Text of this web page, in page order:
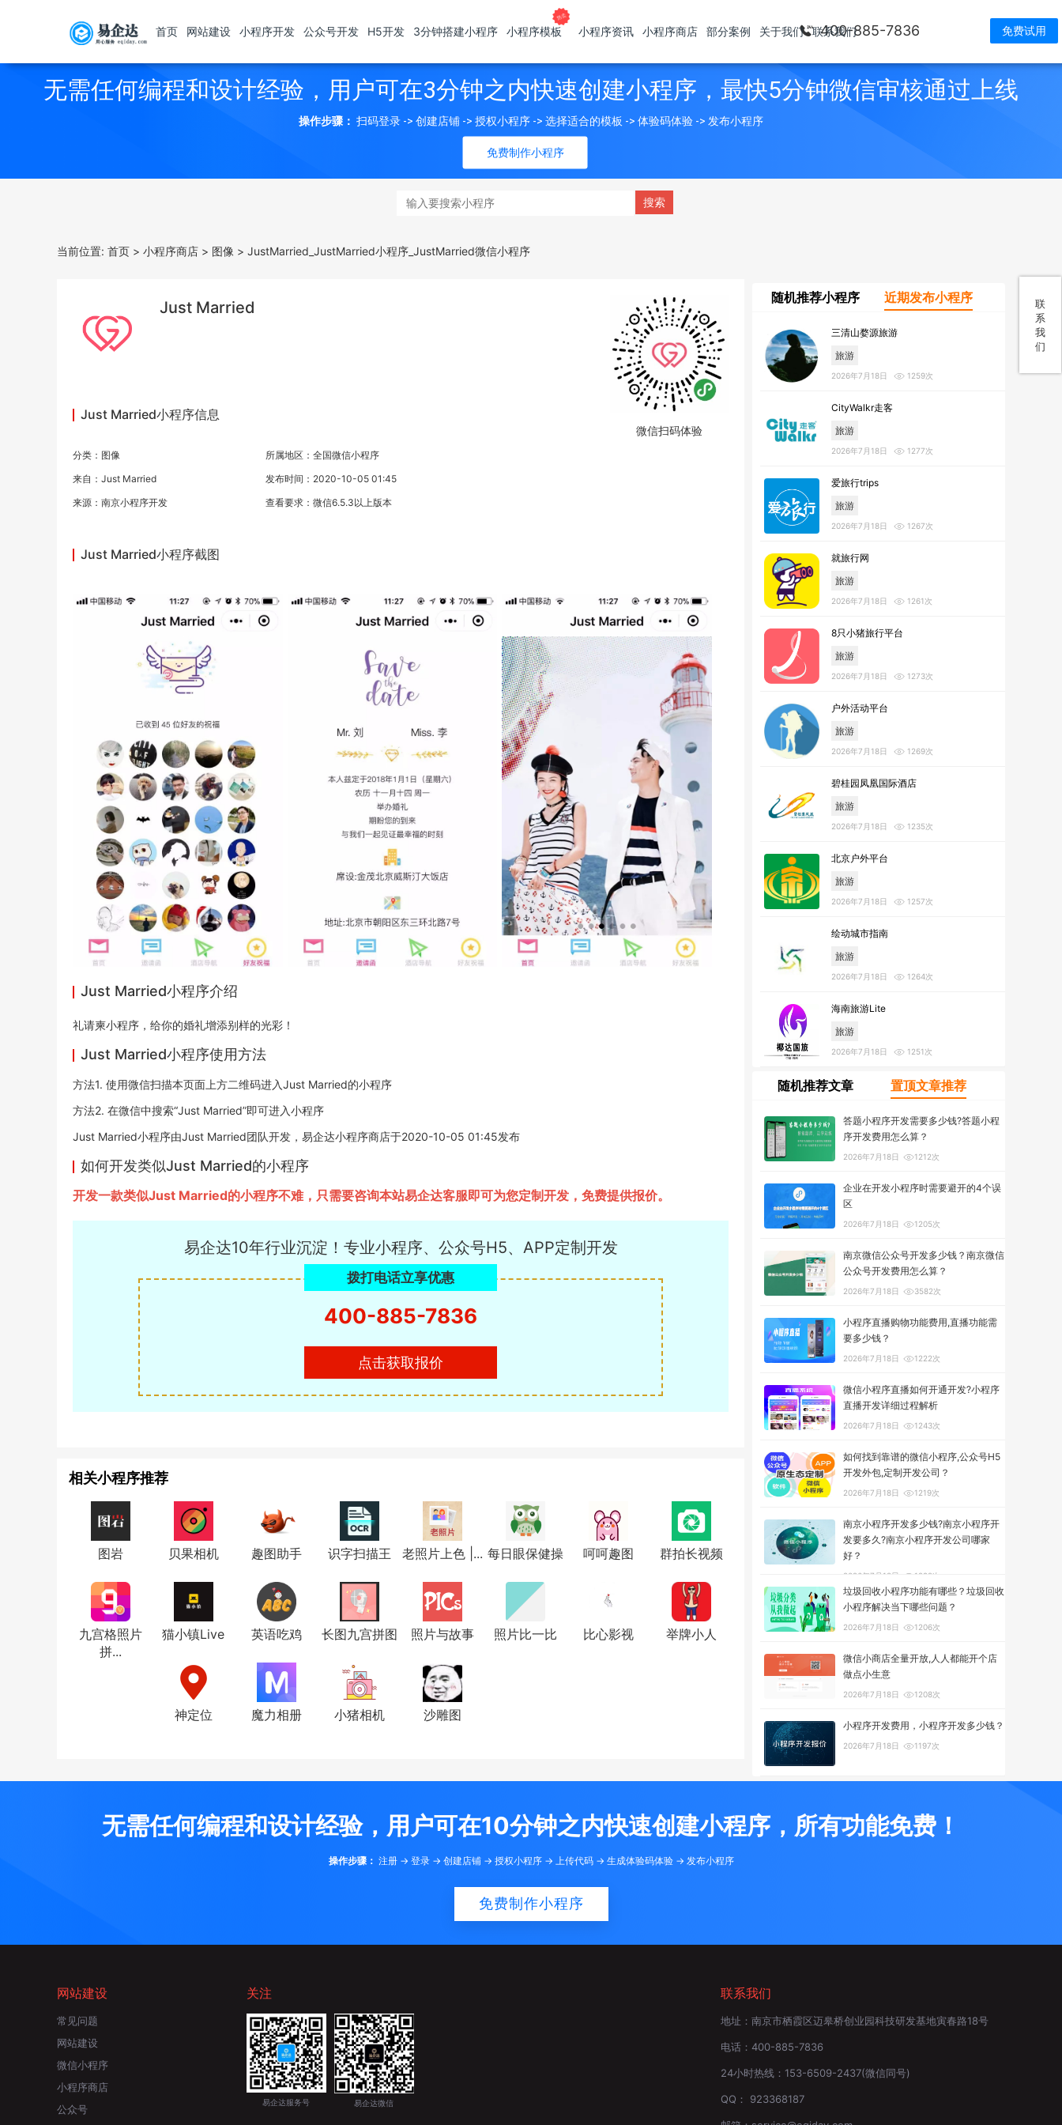
400-885-7836 免费试用
首页 网站建设 小程序开发 公众号开发 H5开发 3分钟搭建小程序 小程序模板 小程序资讯 小程序商店 部分案例 关于我们 联系我们
联
系
我
们
无需任何编程和设计经验，用户可在3分钟之内快速创建小程序，最快5分钟微信审核通过上线
免费制作小程序
操作步骤： 扫码登录 -> 创建店铺 -> 授权小程序 -> 选择适合的模板 -> 体验码体验 -> 发布小程序
当前位置: 首页 > 小程序商店 > 图像 > JustMarried_JustMarried小程序_JustMarried微信小程序
Just Married
Just Married小程序信息
分类： 图像
所属地区：全国微信小程序
来自：Just Married
发布时间：2020-10-05 01:45
来源： 南京小程序开发 查看要求：微信6.5.3以上版本
微信扫码体验
Just Married小程序截图
Just Married小程序介绍
礼请柬小程序 ，给你的婚礼增添别样的光彩！
Just Married小程序使用方法
方法1. 使用微信扫描本页面上方二维码进入Just Married的小程序
方法2. 在微信中搜索“Just Married”即可进入小程序
Just Married小程序由Just Married团队开发，易企达小程序商店于2020-10-05 01:45发布
如何开发类似Just Married的小程序
开发一款类似Just Married的小程序不难，只需要咨询本站易企达客服即可为您定制开发，免费提供报价。
易企达10年行业沉淀！专业小程序、公众号H5、APP定制开发
拨打电话立享优惠
400-885-7836
点击获取报价
相关小程序推荐
图岩 贝果相机 趣图助手 识字扫描王 老照片上色 |... 每日眼保健操 呵呵趣图 群拍长视频
九宫格照片
拼...
猫小镇Live 英语吃鸡 长图九宫拼图 照片与故事 照片比一比 比心影视 举牌小人
神定位 魔力相册 小猪相机 沙雕图
随机推荐小程序 近期发布小程序
三清山婺源旅游
旅游
2026年7月18日 1259次
CityWalkr走客
旅游
2026年7月18日 1277次
爱旅行trips
旅游
2026年7月18日 1267次
就旅行网
旅游
2026年7月18日 1261次
8只小猪旅行平台
旅游
2026年7月18日 1273次
户外活动平台
旅游
2026年7月18日 1269次
碧桂园凤凰国际酒店
旅游
2026年7月18日 1235次
北京户外平台
旅游
2026年7月18日 1257次
绘动城市指南
旅游
2026年7月18日 1264次
海南旅游Lite
旅游
2026年7月18日 1251次
随机推荐文章 置顶文章推荐
答题小程序开发需要多少钱?答题小程
序开发费用怎么算？
2026年7月18日 1212次
企业在开发小程序时需要避开的4个误
区
2026年7月18日 1205次
南京微信公众号开发多少钱？南京微信
公众号开发费用怎么算？
2026年7月18日 3582次
小程序直播购物功能费用,直播功能需
要多少钱？
2026年7月18日 1222次
微信小程序直播如何开通开发?小程序
直播开发详细过程解析
2026年7月18日 1243次
如何找到靠谱的微信小程序,公众号H5
开发外包,定制开发公司？
2026年7月18日 1219次
南京小程序开发多少钱?南京小程序开
发要多久?南京小程序开发公司哪家
好？
2026年7月18日 1292次
垃圾回收小程序功能有哪些？垃圾回收
小程序解决当下哪些问题？
2026年7月18日 1206次
微信小商店全量开放,人人都能开个店
做点小生意
2026年7月18日 1208次
小程序开发费用，小程序开发多少钱？
2026年7月18日 1197次
无需任何编程和设计经验，用户可在10分钟之内快速创建小程序，所有功能免费！
操作步骤： 注册 -> 登录 -> 创建店铺 -> 授权小程序 -> 上传代码 -> 生成体验码体验 -> 发布小程序
免费制作小程序
网站建设
常见问题
网站建设
微信小程序
小程序商店
公众号
关注
易企达服务号 易企达微信
联系我们
地址： 南京市栖霞区迈皋桥创业园科技研发基地寅春路18号
电话： 400-885-7836
24小时热线： 153-6509-2437(微信同号)
QQ： 923368187